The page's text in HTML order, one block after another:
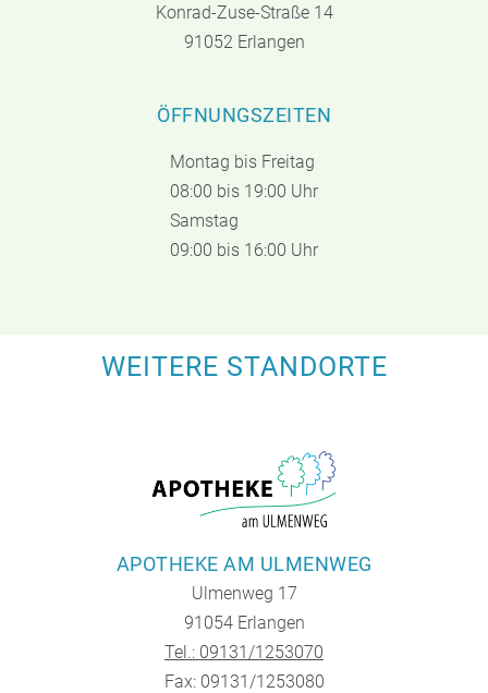
Konrad-Zuse-Straße 14
91052 Erlangen
ÖFFNUNGSZEITEN
Montag bis Freitag
08:00 bis 19:00 Uhr
Samstag
09:00 bis 16:00 Uhr
WEITERE STANDORTE
APOTHEKE AM ULMENWEG
Ulmenweg 17
91054 Erlangen
Tel.: 09131/1253070
Fax: 09131/1253080